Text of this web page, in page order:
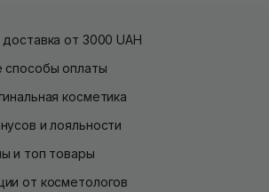
от 3000 UAH
способы оплаты
косметика
и лояльности
и топ товары
от косметологов